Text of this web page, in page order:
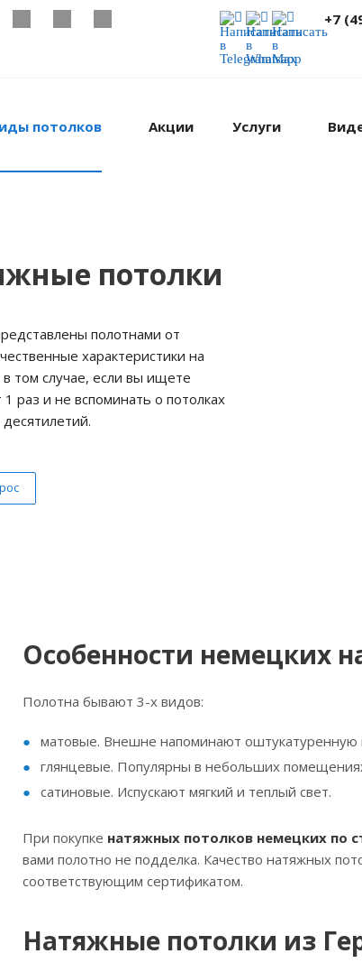
+7
потолков Акции Услуги
потолки
полотнами от
характеристики на
том случае, если вы ищете
раз и не вспоминать о потолках
Особенности немецких
Полотна бывают 3-х видов:
матовые. Внешне напоминают оштукатуренную
глянцевые. Популярны в небольших
сатиновые. Испускают мягкий и теплый свет.
При покупке натяжных потолков немецких по
вами полотно не подделка. Качество натяжных
соответствующим сертификатом.
Натяжные потолки из